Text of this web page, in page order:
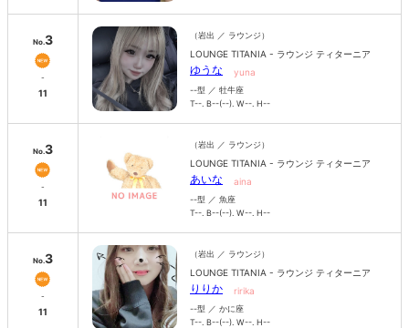
No.3
-
11
（岩出 ／ ラウンジ）
LOUNGE TITANIA - ラウンジ ティターニア
ゆうな yuna
--型 ／ 牡牛座
T--. B--(--). W--. H--
No.3
-
11
（岩出 ／ ラウンジ）
LOUNGE TITANIA - ラウンジ ティターニア
あいな aina
--型 ／ 魚座
T--. B--(--). W--. H--
No.3
-
11
（岩出 ／ ラウンジ）
LOUNGE TITANIA - ラウンジ ティターニア
りりか ririka
--型 ／ かに座
T--. B--(--). W--. H--